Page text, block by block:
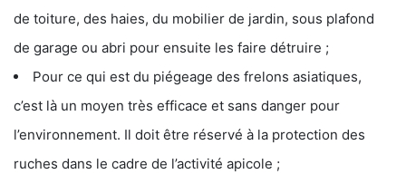
de toiture, des haies, du mobilier de jardin, sous plafond
de garage ou abri pour ensuite les faire détruire ;
Pour ce qui est du piégeage des frelons asiatiques,
c’est là un moyen très efficace et sans danger pour
l’environnement. Il doit être réservé à la protection des
ruches dans le cadre de l’activité apicole ;